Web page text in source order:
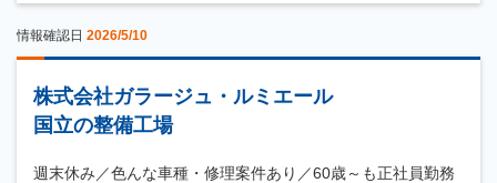
情報確認日 2026/5/10
株式会社ガラージュ・ルミエール
国立の整備工場
週末休み／色んな車種・修理案件あり／60歳～も正社員勤務